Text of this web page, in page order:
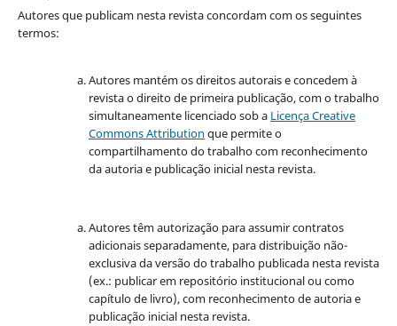
Autores que publicam nesta revista concordam com os seguintes
termos:
Autores mantém os direitos autorais e concedem à
revista o direito de primeira publicação, com o trabalho
simultaneamente licenciado sob a Licença Creative
Commons Attribution que permite o
compartilhamento do trabalho com reconhecimento
da autoria e publicação inicial nesta revista.
Autores têm autorização para assumir contratos
adicionais separadamente, para distribuição não-
exclusiva da versão do trabalho publicada nesta revista
(ex.: publicar em repositório institucional ou como
capítulo de livro), com reconhecimento de autoria e
publicação inicial nesta revista.